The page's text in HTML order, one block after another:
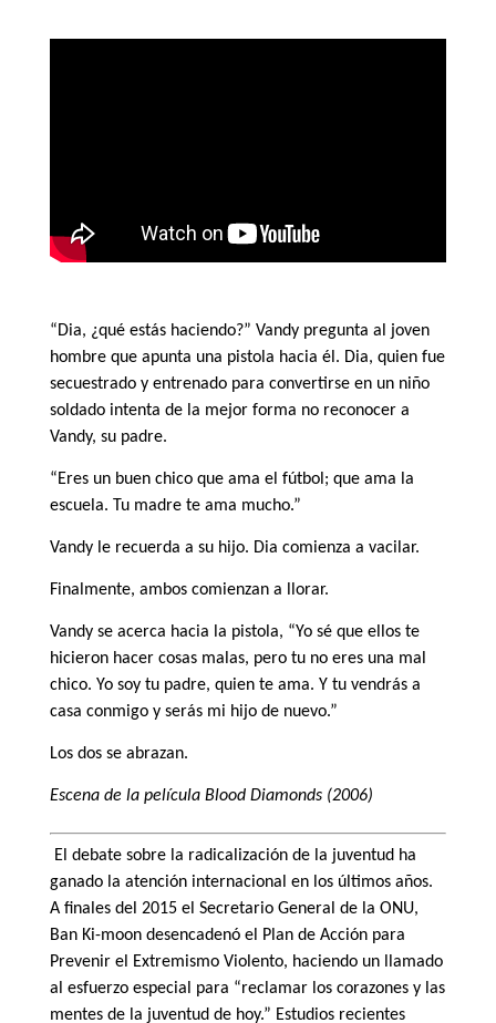
“Dia, ¿qué estás haciendo?” Vandy pregunta al joven
hombre que apunta una pistola hacia él. Dia, quien fue
secuestrado y entrenado para convertirse en un niño
soldado intenta de la mejor forma no reconocer a
Vandy, su padre.
“Eres un buen chico que ama el fútbol; que ama la
escuela. Tu madre te ama mucho.”
Vandy le recuerda a su hijo. Dia comienza a vacilar.
Finalmente, ambos comienzan a llorar.
Vandy se acerca hacia la pistola, “Yo sé que ellos te
hicieron hacer cosas malas, pero tu no eres una mal
chico. Yo soy tu padre, quien te ama. Y tu vendrás a
casa conmigo y serás mi hijo de nuevo.”
Los dos se abrazan.
Escena de la película Blood Diamonds (2006)
El debate sobre la radicalización de la juventud ha
ganado la atención internacional en los últimos años.
A finales del 2015 el Secretario General de la ONU,
Ban Ki-moon desencadenó el Plan de Acción para
Prevenir el Extremismo Violento, haciendo un llamado
al esfuerzo especial para “reclamar los corazones y las
mentes de la juventud de hoy.” Estudios recientes